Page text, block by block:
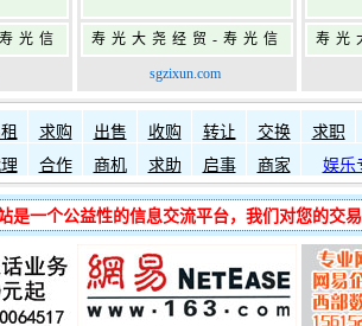
光信
布网-
布
寿光大尧经贸-寿光信
息网-免费信息发布网-
寿光广告发布
sgzixun.com
寿光
如何发布信息？ 如何固定
求购 出售 收购 转让 交换
求职
合作 商机 求助 启事 商家 娱乐
是一个公益性的信息交流平台，我们对您的交